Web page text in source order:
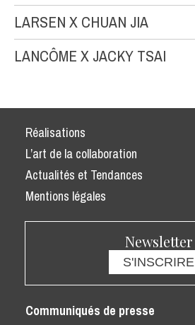
LARSEN X CHUAN JIA
LANCÔME X JACKY TSAI
Réalisations
L’art de la collaboration
Actualités et Tendances
Mentions légales
Newsletter
S'INSCRIRE
Communiqués de presse